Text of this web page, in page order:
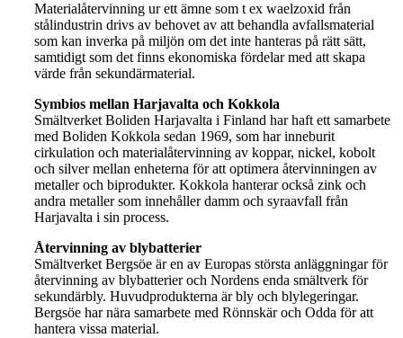
Materialåtervinning ur ett ämne som t ex waelzoxid från
stålindustrin drivs av behovet av att behandla avfallsmaterial
som kan inverka på miljön om det inte hanteras på rätt sätt,
samtidigt som det finns ekonomiska fördelar med att skapa
värde från sekundärmaterial.
Symbios mellan Harjavalta och Kokkola
Smältverket Boliden Harjavalta i Finland har haft ett samarbete
med Boliden Kokkola sedan 1969, som har inneburit
cirkulation och materialåtervinning av koppar, nickel, kobolt
och silver mellan enheterna för att optimera återvinningen av
metaller och biprodukter. Kokkola hanterar också zink och
andra metaller som innehåller damm och syraavfall från
Harjavalta i sin process.
Återvinning av blybatterier
Smältverket Bergsöe är en av Europas största anläggningar för
återvinning av blybatterier och Nordens enda smältverk för
sekundärbly. Huvudprodukterna är bly och blylegeringar.
Bergsöe har nära samarbete med Rönnskär och Odda för att
hantera vissa material.